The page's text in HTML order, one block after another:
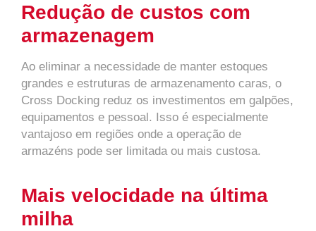
Redução de custos com
armazenagem
Ao eliminar a necessidade de manter estoques
grandes e estruturas de armazenamento caras, o
Cross Docking reduz os investimentos em galpões,
equipamentos e pessoal. Isso é especialmente
vantajoso em regiões onde a operação de
armazéns pode ser limitada ou mais custosa.
Mais velocidade na última
milha